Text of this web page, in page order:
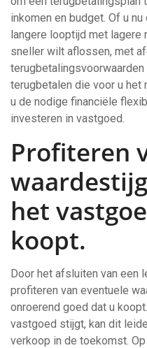
inkomen en budget. Of u
langere looptijd met
sneller wilt aflossen, met
terugbetalen die voor u
u de nodige financiële
investeren in vastgoed.
Profiteren
het
koopt.
Door het afsluiten van een
profiteren van eventuele
onroerend goed dat u
vastgoed stijgt, kan dit
verkoop in de toekomst.